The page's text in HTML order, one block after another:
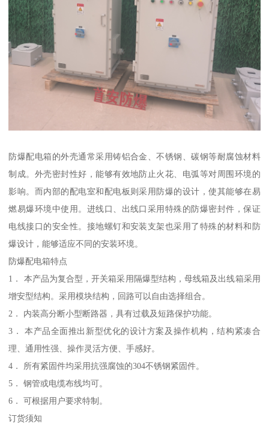
防爆配电箱的外壳通常采用铸铝合金、不锈钢、碳钢等耐腐蚀材料
制成。外壳密封性好，能够有效地防止火花、电弧等对周围环境的
影响。而内部的配电室和配电板则采用防爆的设计，使其能够在易
燃易爆环境中使用。进线口、出线口采用特殊的防爆密封件，保证
电线接口的安全性。接地螺钉和安装支架也采用了特殊的材料和防
爆设计，能够适应不同的安装环境。
防爆配电箱特点
1． 本产品为复合型，开关箱采用隔爆型结构，母线箱及出线箱采用
增安型结构。采用模块结构，回路可以自由选择组合。
2． 内装高分断小型断路器，具有过载及短路保护功能。
3． 本产品全面推出新型优化的设计方案及操作机构，结构紧凑合
理、通用性强、操作灵活方便、手感好。
4． 所有紧固件均采用抗强腐蚀的304不锈钢紧固件。
5． 钢管或电缆布线均可。
6． 可根据用户要求特制。
订货须知